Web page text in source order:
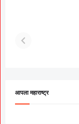
पूजा सावंत ने गुपचूप
आपला महाराष्ट्र